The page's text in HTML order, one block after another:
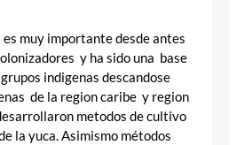
muy importante desde antes
y ha sido una base
indigenas descandose
de la region caribe y region
metodos de cultivo
la yuca. Asimismo métodos